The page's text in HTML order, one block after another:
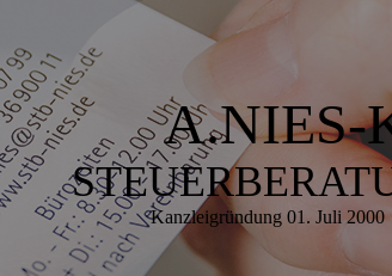
Kanzleigründung 01. Juli 2000